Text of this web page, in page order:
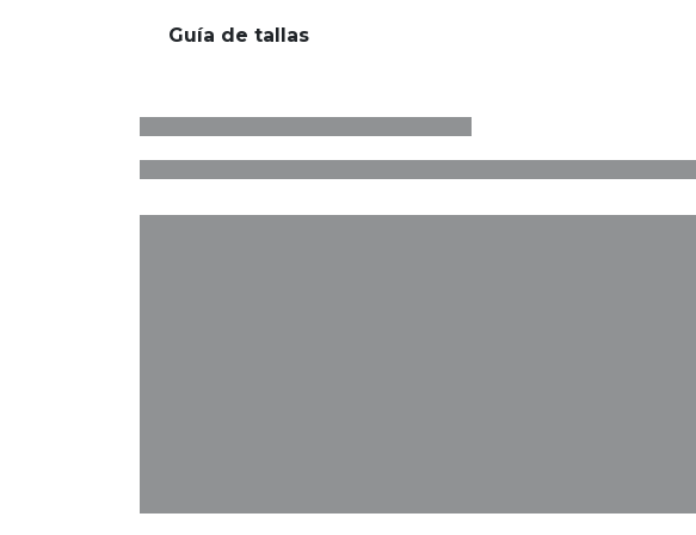
Guía de tallas